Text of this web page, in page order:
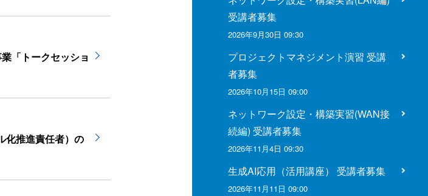
「トークセッショ
化推進責任者）の
受講者募集
2026年9月30日 09:30
プロジェクトマネジメント演習 受講
者募集
2026年10月15日 09:00
ネットワーク設定・構築実習(WAN接
続編) 受講者募集
2026年11月4日 09:30
生成AI応用（活用講座） 受講者募集
2026年11月11日 09:00